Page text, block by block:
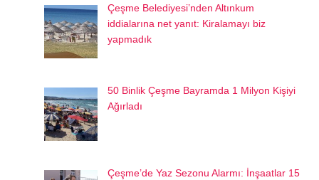
Çeşme Belediyesi’nden Altınkum
iddialarına net yanıt: Kiralamayı biz
yapmadık
50 Binlik Çeşme Bayramda 1 Milyon Kişiyi
Ağırladı
Çeşme’de Yaz Sezonu Alarmı: İnşaatlar 15